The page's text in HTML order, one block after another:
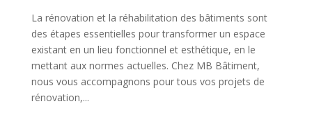
La rénovation et la réhabilitation des bâtiments sont
des étapes essentielles pour transformer un espace
existant en un lieu fonctionnel et esthétique, en le
mettant aux normes actuelles. Chez MB Bâtiment,
nous vous accompagnons pour tous vos projets de
rénovation,...